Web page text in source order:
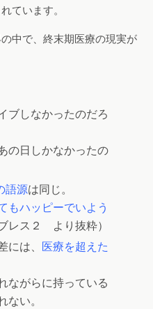
ています。
中で、終末期医療の現実が
ブしなかったのだろ
の日しかなかったの
語源は同じ。
もハッピーでいよう
レス２ より抜粋）
には、 医療を超えた
ながらに持っている
ない。